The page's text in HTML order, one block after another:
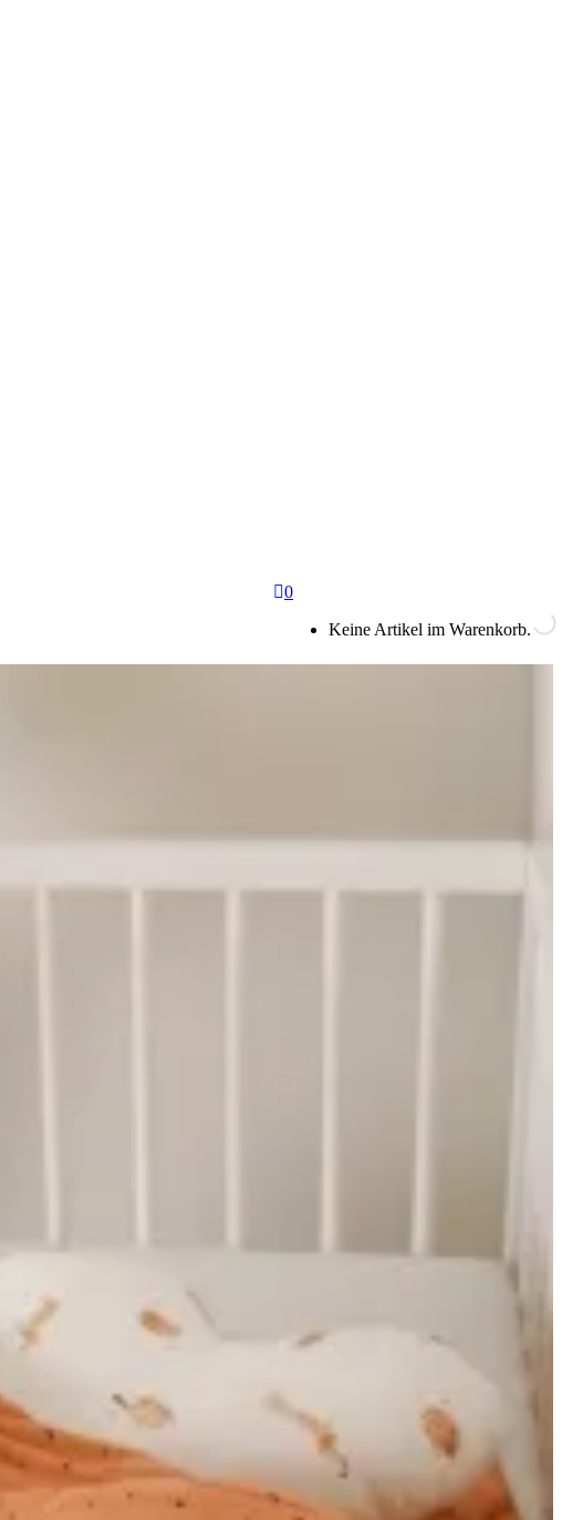
0
Keine Artikel im Warenkorb.